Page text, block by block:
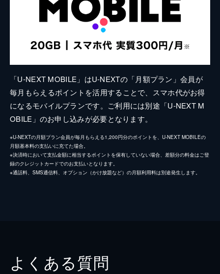
「U-NEXT MOBILE」はU-NEXTの「月額プラン」会員が
毎月もらえるポイントを活用することで、スマホ代がお得
になるモバイルプランです。ご利用には別途「U-NEXT M
OBILE」のお申し込みが必要となります。
※U-NEXTの月額プラン会員が毎月もらえる1,200円分のポイントを、U-NEXT MOBILEの
月額基本料の支払いに充てた場合。
※決済時において支払金額に相当するポイントを保有していない場合、差額分の料金はご登
録のクレジットカードでのお支払いとなります。
※通話料、SMS通信料、オプション（かけ放題など）の月額利用料は別途発生します。
よくある質問